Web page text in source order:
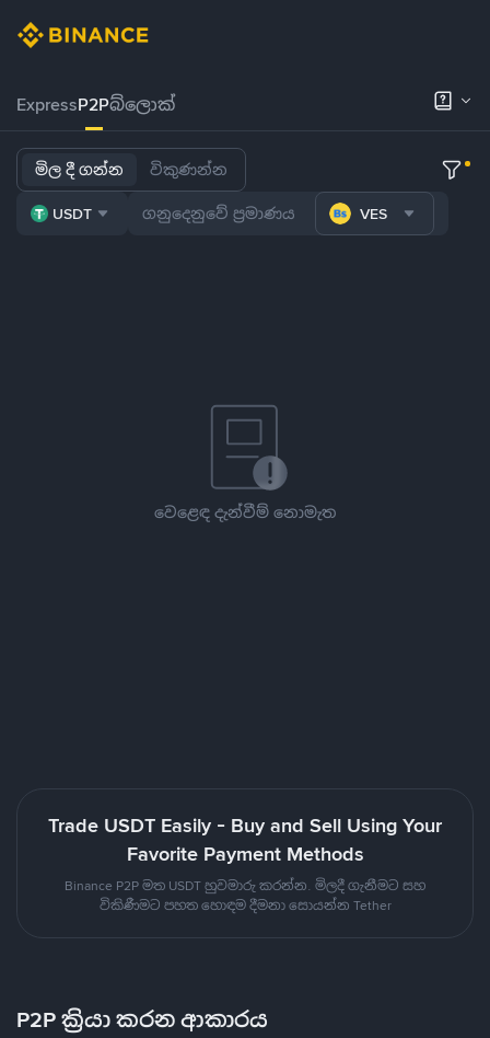
ExpressP2Pබ්ලොක්
මිල දී ගන්න විකුණන්න
USDT VES
වෙළෙඳ දැන්වීම් නොමැත
Trade USDT Easily - Buy and Sell Using Your
Favorite Payment Methods
Binance P2P මත USDT හුවමාරු කරන්න. මිලදී ගැනීමට සහ
විකිණීමට පහත හොඳම දීමනා සොයන්න Tether
P2P ක්‍රියා කරන ආකාරය